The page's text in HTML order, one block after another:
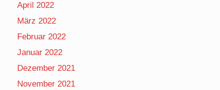
April 2022
März 2022
Februar 2022
Januar 2022
Dezember 2021
November 2021